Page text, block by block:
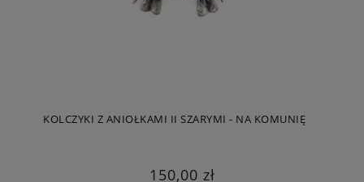
KOLCZYKI Z ANIOŁKAMI II SZARYMI - NA KOMUNIĘ
150,00 zł